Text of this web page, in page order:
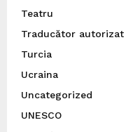
Teatru
Traducător autorizat
Turcia
Ucraina
Uncategorized
UNESCO